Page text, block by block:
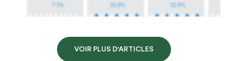
VOIR PLUS D'ARTICLES